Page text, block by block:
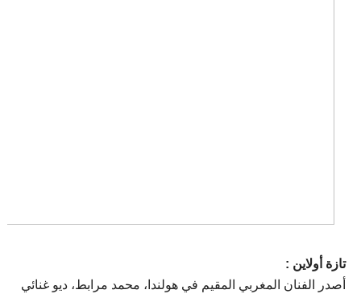
تازة أولاين :
أصدر الفنان المغربي المقيم في هولندا، محمد مرابط، ديو غنائي